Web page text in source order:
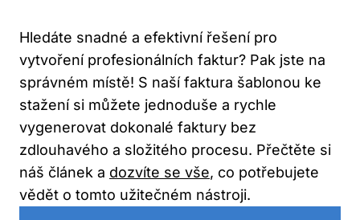
Hledáte snadné a efektivní řešení pro
vytvoření profesionálních faktur? Pak⁤ jste na
správném místě! S naší​ faktura šablonou ke
stažení si můžete jednoduše a rychle
vygenerovat dokonalé faktury bez
zdlouhavého a složitého⁢ procesu. ⁤Přečtěte si
náš článek ‍a dozvíte se vše, co potřebujete
vědět o tomto užitečném nástroji.